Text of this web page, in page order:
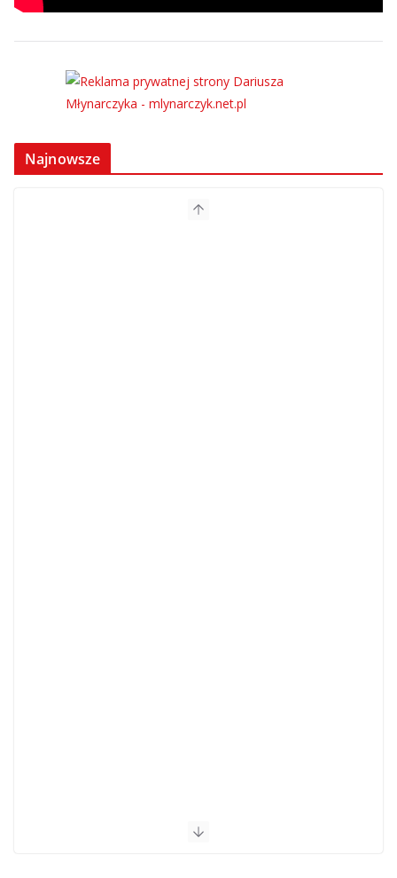
Najnowsze